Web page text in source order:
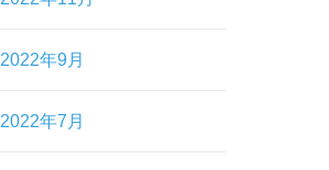
2022年9月
2022年7月